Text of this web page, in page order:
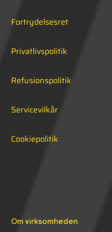
Fortrydelsesret
Privatlivspolitik
Refusionspolitik
Servicevilkår
Cookiepolitik
Om virksomheden